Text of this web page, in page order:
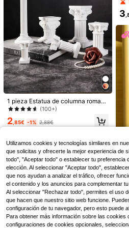
FIFA
Réplica Oficial Licenciada del Trofe
o de la Copa del Mundo de la FIFA 2
026, Estatua de Resina de la Copa
eccionable de Fútbol, Decoración d
e Escritorio para el Hogar y la Oficin
a, Regalo Conmemorativo Deportiv
o para Fans del Fútbol
#2 Más vendidos
1 pieza Estatua de columna romana
blanca de estilo clásico europeo, b
diseño artístico en forma de column
a romana, columna romana, portav
orio, adorno, adorno artesanal de d
ecoración cálida para el hogar inter
ior, adecuado para decoración del
hogar, boda, vacaciones, accesorio
s de decoración de fiestas
(100+)
2 ,85€ -1% 2,88€
a
3
3
Utilizamos cookies y tecnologías similares en
que solicitas y ofrecerte la mejor experiencia de
todo", "Aceptar todo" o establecer tu preferencia
elección. Al seleccionar "Aceptar todo",
que nos ayudan a analizar el tráfico, ofrecer
el contenido y los anuncios para complementar
Al seleccionar "Rechazar todo", permites el uso
que hacen que nuestro sitio web funcione.
configuración de tu navegador, pero esto puede
Para obtener más información sobre las cookies
configuraciones de cookies opcionales,